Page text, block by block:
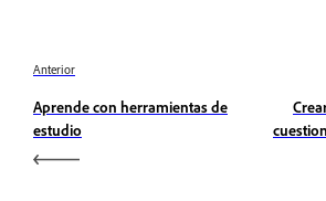
Anterior
Aprende con herramientas de
estudio